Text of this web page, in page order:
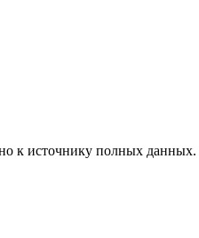
к источнику полных данных.